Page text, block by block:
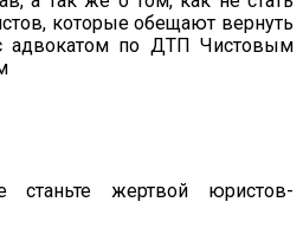
которые обещают вернуть
по ДТП Чистовым
станьте жертвой юристов-